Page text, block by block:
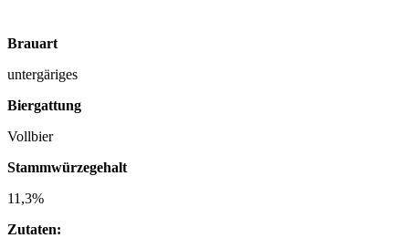
Brauart
untergäriges
Biergattung
Vollbier
Stammwürzegehalt
11,3%
Zutaten: